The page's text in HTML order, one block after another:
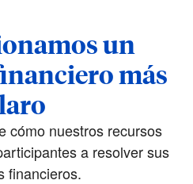
un
más
cómo nuestros recursos
a resolver sus
financieros.